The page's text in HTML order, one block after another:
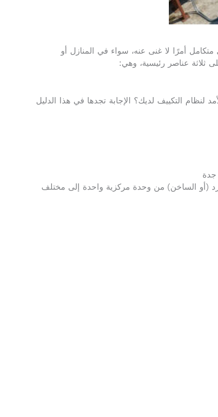
أمرًا لا غنى عنه، سواء في المنازل أو
ثلاثة عناصر رئيسية، وهي:
التكييف لديك؟ الإجابة تجدها في هذا الدليل
جدة
(أو الساخن) من وحدة مركزية واحدة إلى مختلف